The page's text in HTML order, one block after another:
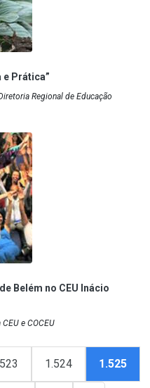
e Prática”
Regional de Educação
Belém no CEU Inácio
e COCEU
1.524 1.525